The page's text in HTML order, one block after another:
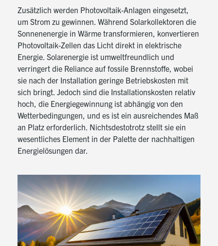
Zusätzlich werden Photovoltaik-Anlagen eingesetzt,
um Strom zu gewinnen. Während Solarkollektoren die
Sonnenenergie in Wärme transformieren, konvertieren
Photovoltaik-Zellen das Licht direkt in elektrische
Energie. Solarenergie ist umweltfreundlich und
verringert die Reliance auf fossile Brennstoffe, wobei
sie nach der Installation geringe Betriebskosten mit
sich bringt. Jedoch sind die Installationskosten relativ
hoch, die Energiegewinnung ist abhängig von den
Wetterbedingungen, und es ist ein ausreichendes Maß
an Platz erforderlich. Nichtsdestotrotz stellt sie ein
wesentliches Element in der Palette der nachhaltigen
Energielösungen dar.